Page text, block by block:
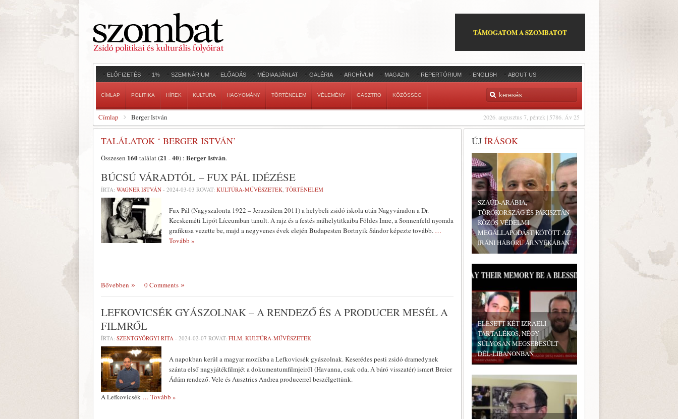
TÁMOGATOM A SZOMBATOT
ELŐFIZETÉS 1% SZEMINÁRIUM ELŐADÁS MÉDIAAJÁNLAT GALÉRIA ARCHÍVUM MAGAZIN REPERTÓRIUM ENGLISH ABOUT US
CÍMLAP POLITIKA HÍREK KULTÚRA HAGYOMÁNY TÖRTÉNELEM VÉLEMÉNY GASZTRO KÖZÖSSÉG
2026. augusztus 7, péntek | 5786. Áv 25
Címlap Berger István
TALÁLATOK ‘ BERGER ISTVÁN’
Összesen 160találat (21 -40) : Berger István.
BÚCSÚ VÁRADTÓL – FUX PÁL IDÉZÉSE
ÍRTA: WAGNER ISTVÁN - 2024-03-03 ROVAT: KULTÚRA-MŰVÉSZETEK, TÖRTÉNELEM
Fux Pál (Nagyszalonta 1922 – Jeruzsálem 2011) a helybeli zsidó iskola után Nagyváradon a Dr.
Kecskeméti Lipót Líceumban tanult. A rajz és a festés műhelytitkaiba Földes Imre, a Sonnenfeld nyomda
grafikusa vezette be, majd a negyvenes évek elején Budapesten Bortnyik Sándor képezte tovább. …
Tovább »
Bővebben 0 Comments
LEFKOVICSÉK GYÁSZOLNAK – A RENDEZŐ ÉS A PRODUCER MESÉL A
FILMRŐL
ÍRTA: SZENTGYÖRGYI RITA - 2024-02-07 ROVAT: FILM, KULTÚRA-MŰVÉSZETEK
A napokban kerül a magyar mozikba a Lefkovicsék gyászolnak. Keserédes pesti zsidó dramedynek
szánta első nagyjátékfilmjét a dokumentumfilmjeiről (Havanna, csak oda, A báró visszatér) ismert Breier
Ádám rendező. Vele és Ausztrics Andrea producerrel beszélgettünk.
A Lefkovicsék … Tovább »
ÚJ ÍRÁSOK
SZAÚD-ARÁBIA,
TÖRÖKORSZÁG ÉS PAKISZTÁN
KÖZÖS VÉDELMI
MEGÁLLAPODÁST KÖTÖTT AZ
IRÁNI HÁBORÚ ÁRNYÉKÁBAN
ELESETT KÉT IZRAELI
TARTALÉKOS, NÉGY
SÚLYOSAN MEGSEBESÜLT
DÉL-LIBANONBAN